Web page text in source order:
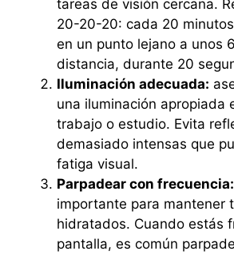
tareas de visión cercana.
20-20-20: cada 20
en un punto lejano a unos
distancia, durante 20
Iluminación adecuada:
una iluminación apropiada
trabajo o estudio. Evita
demasiado intensas que
fatiga visual.
Parpadear con frecuencia:
importante para mantener
hidratados. Cuando estás
pantalla, es común